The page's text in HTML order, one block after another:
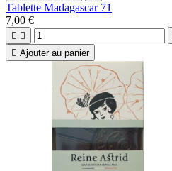
Tablette Madagascar 71
7,00 €
 
 Ajouter au panier